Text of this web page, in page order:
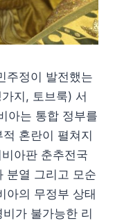
주정이 발전했는
지, 토브룩) 서
아는 통합 정부를
혼란이 펼쳐지
아판 춘추전국
분열 그리고 모순
아의 무정부 상태
가 불가능한 리